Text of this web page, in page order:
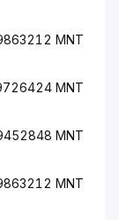
MNT
MNT
MNT
MNT